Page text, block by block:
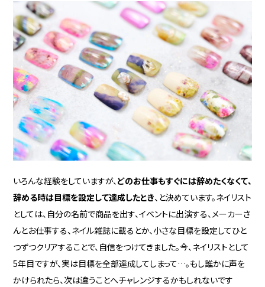
いろんな経験をしていますが、どのお仕事もすぐには辞めたくなくて、
辞める時は目標を設定して達成したとき、と決めています。ネイリスト
としては、自分の名前で商品を出す、イベントに出演する、メーカーさ
んとお仕事する、ネイル雑誌に載るとか、小さな目標を設定してひと
つずつクリアすることで、自信をつけてきました。今、ネイリストとして
5年目ですが、実は目標を全部達成してしまって…。もし誰かに声を
かけられたら、次は違うことへチャレンジするかもしれないです